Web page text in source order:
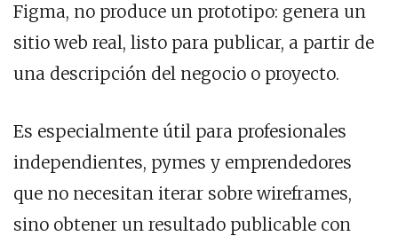
Figma, no produce un prototipo: genera un
sitio web real, listo para publicar, a partir de
una descripción del negocio o proyecto.
Es especialmente útil para profesionales
independientes, pymes y emprendedores
que no necesitan iterar sobre wireframes,
sino obtener un resultado publicable con